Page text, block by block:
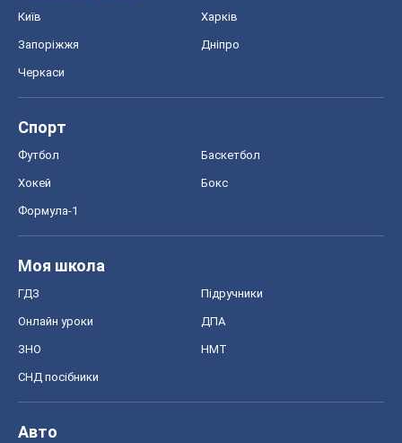
Київ Харків
Запоріжжя Дніпро
Черкаси
Спорт
Футбол Баскетбол
Хокей Бокс
Формула-1
Моя школа
ГДЗ Підручники
Онлайн уроки ДПА
ЗНО НМТ
СНД посібники
Авто